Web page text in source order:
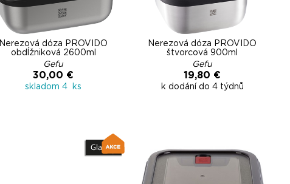
Nerezová dóza PROVIDO
obdĺžniková 2600ml
Gefu
30,00 €
skladom 4 ks
Nerezová dóza PROVIDO
štvorcová 900ml
Gefu
19,80 €
k dodání do 4 týdnů